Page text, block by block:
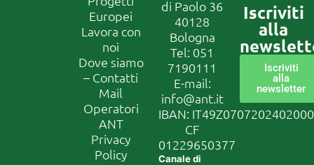
Europei
Lavora con
noi
Dove siamo
– Contatti
Mail
Operatori
ANT
Privacy
Policy
di Paolo 36
40128
Bologna
Tel: 051
7190111
E-mail:
info@ant.it
IBAN:
CF
01229650377
Canale di
Iscriviti
alla
Iscriviti
alla
newsletter